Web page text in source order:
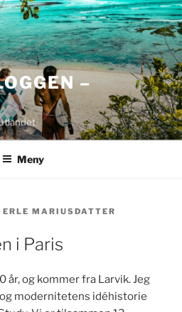
–
Meny
ERLE MARIUSDATTER
i Paris
år, og kommer fra Larvik. Jeg
modernitetens idéhistorie